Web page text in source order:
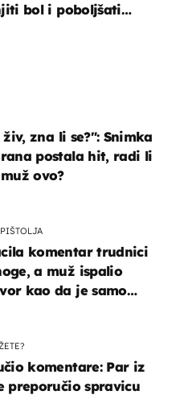
zna li se?": Snimka
postala hit, radi li
ovo?
komentar trudnici
a muž ispalio
kao da je samo
komentare: Par iz
preporučio spravicu
bol i poboljšati